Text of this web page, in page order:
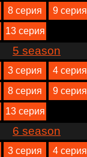
8 серия 9 серия
13 серия
5 season
3 серия 4 серия
8 серия 9 серия
13 серия
6 season
3 серия 4 серия